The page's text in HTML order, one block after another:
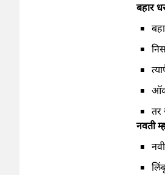
बहार
तर
नवती